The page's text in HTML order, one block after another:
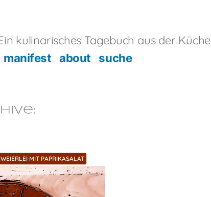
kulinarisches Tagebuch aus der Küche
manifest about suche
MIT PAPRIKASALAT